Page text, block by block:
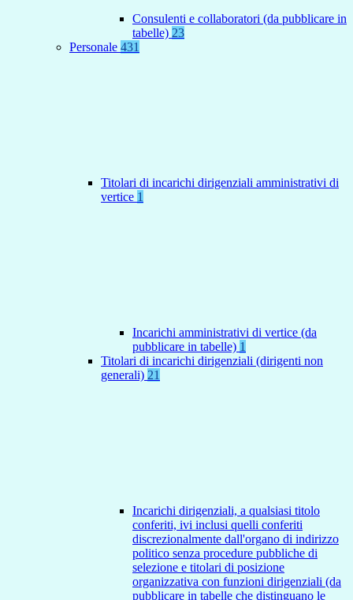
Consulenti e collaboratori (da pubblicare in
tabelle) 23
Personale 431
Titolari di incarichi dirigenziali amministrativi di
vertice 1
Incarichi amministrativi di vertice (da
pubblicare in tabelle) 1
Titolari di incarichi dirigenziali (dirigenti non
generali) 21
Incarichi dirigenziali, a qualsiasi titolo
conferiti, ivi inclusi quelli conferiti
discrezionalmente dall'organo di indirizzo
politico senza procedure pubbliche di
selezione e titolari di posizione
organizzativa con funzioni dirigenziali (da
pubblicare in tabelle che distinguano le